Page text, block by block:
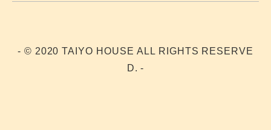
- © 2020 TAIYO HOUSE ALL RIGHTS RESERVE
D. -